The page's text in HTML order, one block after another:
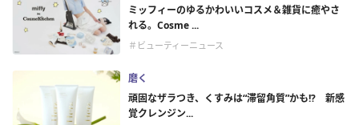
ミッフィーのゆるかわいいコスメ＆雑貨に癒やさ
れる。Cosme ...
＃ビューティーニュース
磨く
頑固なザラつき、くすみは“滞留角質”かも!? 新感
覚クレンジン...